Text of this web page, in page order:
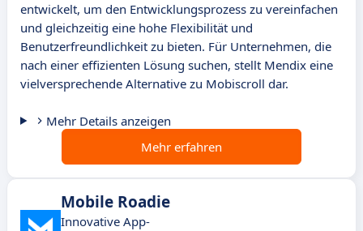
entwickelt, um den Entwicklungsprozess zu vereinfachen
und gleichzeitig eine hohe Flexibilität und
Benutzerfreundlichkeit zu bieten. Für Unternehmen, die
nach einer effizienten Lösung suchen, stellt Mendix eine
vielversprechende Alternative zu Mobiscroll dar.
Mehr Details anzeigen
Mehr erfahren
Mobile Roadie
Innovative App-